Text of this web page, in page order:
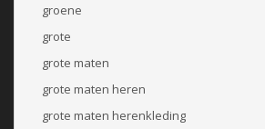
groene
grote
grote maten
grote maten heren
grote maten herenkleding